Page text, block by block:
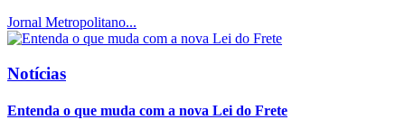
Jornal Metropolitano...
Notícias
Entenda o que muda com a nova Lei do Frete